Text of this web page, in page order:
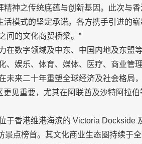
神之传统底蕴与创新基因。此次与
模式的坚定承诺。各方携手引进的
间的文化商贸桥梁。”
在数字领域及中东、中国内地及东盟
、娱乐、体育、媒体、医疗、商业管
未来二十年重塑全球经济及社会格局
见重要，尤其在阿联酋及沙特阿拉伯
于香港维港海滨的 Victoria Dockside
点榜首。其文化商业生态圈持续于